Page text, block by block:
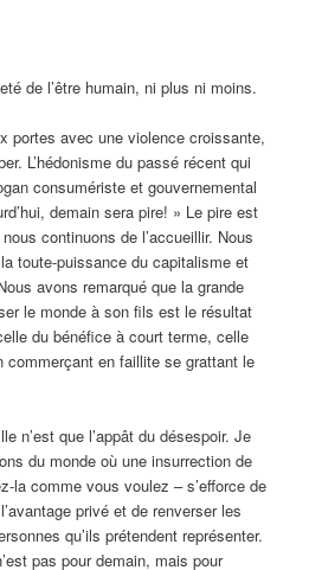
de l’être humain, ni plus ni moins.
portes avec une violence croissante,
L’hédonisme du passé récent qui
consumériste et gouvernemental
demain sera pire! » Le pire est
continuons de l’accueillir. Nous
toute-puissance du capitalisme et
avons remarqué que la grande
le monde à son fils est le résultat
du bénéfice à court terme, celle
commerçant en faillite se grattant le
n’est que l’appât du désespoir. Je
du monde où une insurrection de
la comme vous voulez – s’efforce de
privé et de renverser les
qu’ils prétendent représenter.
pas pour demain, mais pour